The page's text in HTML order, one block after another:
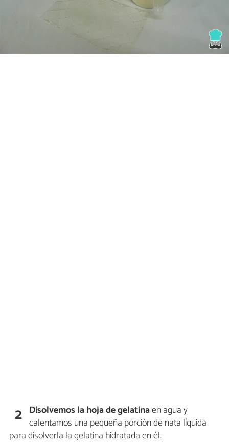
2 Disolvemos la hoja de gelatinaen agua y
calentamos una pequeña porción de nata líquida
para disolverla la gelatina hidratada en él.